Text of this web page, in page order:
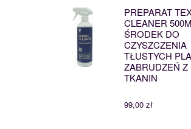
PREPARAT
CLEANER
ŚRODEK DO
CZYSZCZENIA
TŁUSTYCH
ZABRUDZEŃ Z
TKANIN
99,00 zł